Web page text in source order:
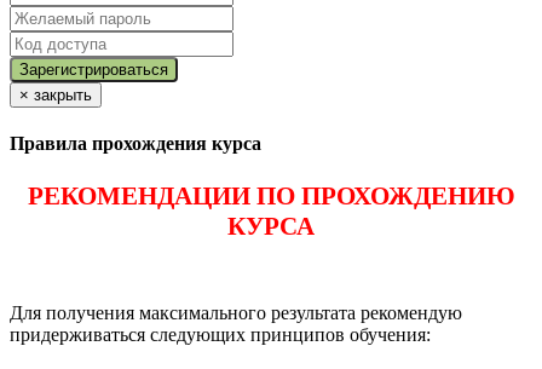
× закрыть
Правила прохождения курса
РЕКОМЕНДАЦИИ ПО ПРОХОЖДЕНИЮ
КУРСА
Для получения максимального результата рекомендую
придерживаться следующих принципов обучения: